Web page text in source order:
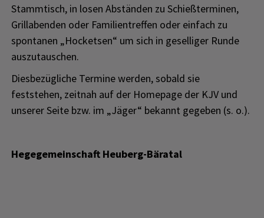
Stammtisch, in losen Abständen zu Schießterminen,
Grillabenden oder Familientreffen oder einfach zu
spontanen „Hocketsen“ um sich in geselliger Runde
auszutauschen.
Diesbezügliche Termine werden, sobald sie
feststehen, zeitnah auf der Homepage der KJV und
unserer Seite bzw. im „Jäger“ bekannt gegeben (s. o.).
Hegegemeinschaft Heuberg-Bäratal